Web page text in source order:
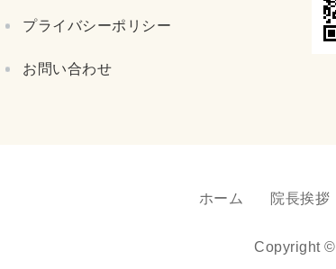
プライバシーポリシー
お問い合わせ
ホーム 院長挨拶
Copyright ©